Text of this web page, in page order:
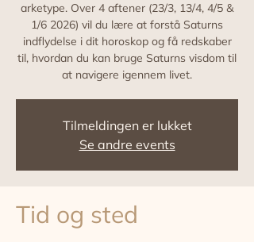
arketype. Over 4 aftener (23/3, 13/4, 4/5 &
1/6 2026) vil du lære at forstå Saturns
indflydelse i dit horoskop og få redskaber
til, hvordan du kan bruge Saturns visdom til
at navigere igennem livet.
Tilmeldingen er lukket
Se andre events
Tid og sted